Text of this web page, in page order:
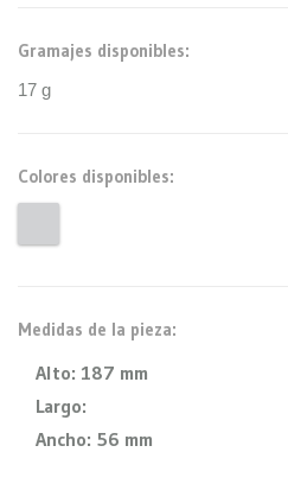
Gramajes disponibles:
17 g
Colores disponibles:
Medidas de la pieza:
Alto: 187 mm
Largo:
Ancho: 56 mm